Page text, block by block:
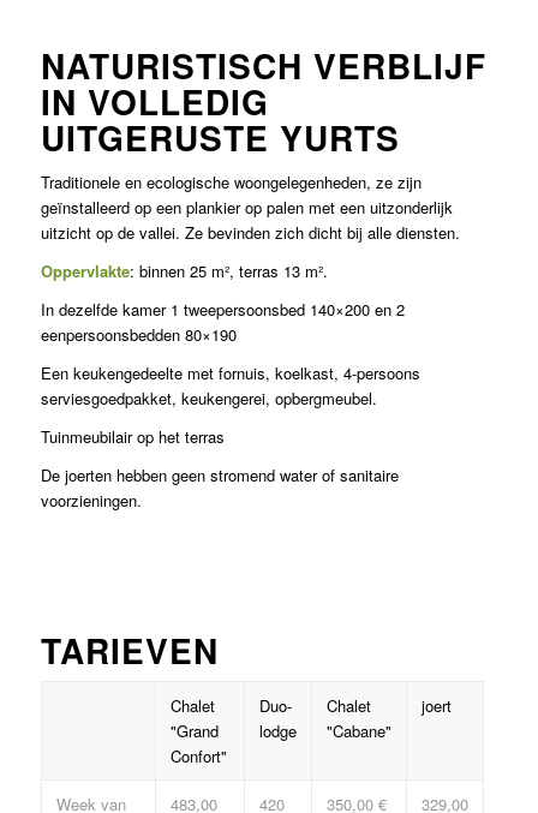
NATURISTISCH VERBLIJF
IN VOLLEDIG
UITGERUSTE YURTS
Traditionele en ecologische woongelegenheden, ze zijn
geïnstalleerd op een plankier op palen met een uitzonderlijk
uitzicht op de vallei. Ze bevinden zich dicht bij alle diensten.
Oppervlakte: binnen 25 m², terras 13 m².
In dezelfde kamer 1 tweepersoonsbed 140×200 en 2
eenpersoonsbedden 80×190
Een keukengedeelte met fornuis, koelkast, 4-persoons
serviesgoedpakket, keukengerei, opbergmeubel.
Tuinmeubilair op het terras
De joerten hebben geen stromend water of sanitaire
voorzieningen.
TARIEVEN
Chalet
"Grand
Confort"
Duo-
lodge
Chalet
"Cabane"
joert
Week van
483,00
420
350,00 €
329,00